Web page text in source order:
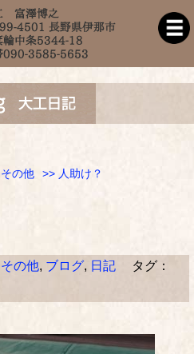
その他 >> 人助け？
その他, ブログ, 日記 タグ：